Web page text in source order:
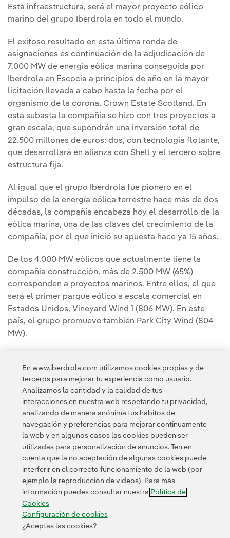
Esta infraestructura, será el mayor proyecto eólico
marino del grupo Iberdrola en todo el mundo.
El exitoso resultado en esta última ronda de
asignaciones es continuación de la adjudicación de
7.000 MW de energía eólica marina conseguida por
Iberdrola en Escocia a principios de año en la mayor
licitación llevada a cabo hasta la fecha por el
organismo de la corona, Crown Estate Scotland. En
esta subasta la compañía se hizo con tres proyectos a
gran escala, que supondrán una inversión total de
22.500 millones de euros: dos, con tecnología flotante,
que desarrollará en alianza con Shell y el tercero sobre
estructura fija.
Al igual que el grupo Iberdrola fue pionero en el
impulso de la energía eólica terrestre hace más de dos
décadas, la compañía encabeza hoy el desarrollo de la
eólica marina, una de las claves del crecimiento de la
compañía, por el que inició su apuesta hace ya 15 años.
De los 4.000 MW eólicos que actualmente tiene la
compañía construcción, más de 2.500 MW (65%)
corresponden a proyectos marinos. Entre ellos, el que
será el primer parque eólico a escala comercial en
Estados Unidos, Vineyard Wind 1 (806 MW). En este
país, el grupo promueve también Park City Wind (804
MW).
proyectos eólicos marinos en desarrollo:Baltic Eagle
(476 MW), en Alemania – que formará parte del mayor
hub eólico marino del mar Báltico, con 1.100 MW - y
Saint-Brieuc(500 MW) en la Bretaña francesa.
Contacta Clientes Política de Privacidad Información legal
Transparencia en el uso de la IA
Configuración de cookies Accesibilidad
En www.iberdrola.com utilizamos cookies propias y de
terceros para mejorar tu experiencia como usuario.
Analizamos la cantidad y la calidad de tus
interacciones en nuestra web respetando tu privacidad,
analizando de manera anónima tus hábitos de
navegación y preferencias para mejorar continuamente
la web y en algunos casos las cookies pueden ser
utilizadas para personalización de anuncios. Ten en
cuenta que la no aceptación de algunas cookies puede
interferir en el correcto funcionamiento de la web (por
ejemplo la reproducción de videos). Para más
información puedes consultar nuestra Política de
Cookies
Configuración de cookies
¿Aceptas las cookies?